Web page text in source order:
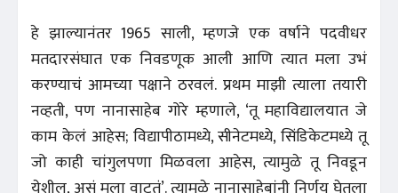
हे झाल्यानंतर 1965 साली, म्हणजे एक वर्षाने पदवीधर
मतदारसंघात एक निवडणूक आली आणि त्यात मला उभं
करण्याचं आमच्या पक्षाने ठरवलं. प्रथम माझी त्याला तयारी
नव्हती, पण नानासाहेब गोरे म्हणाले, ‘तू महाविद्यालयात जे
काम केलं आहेस; विद्यापीठामध्ये, सीनेटमध्ये, सिंडिकेटमध्ये तू
जो काही चांगुलपणा मिळवला आहेस, त्यामुळे तू निवडून